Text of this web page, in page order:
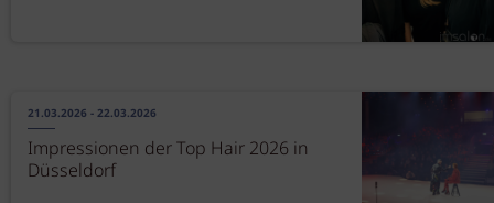
21.03.2026 - 22.03.2026
Impressionen der Top Hair 2026 in
Düsseldorf